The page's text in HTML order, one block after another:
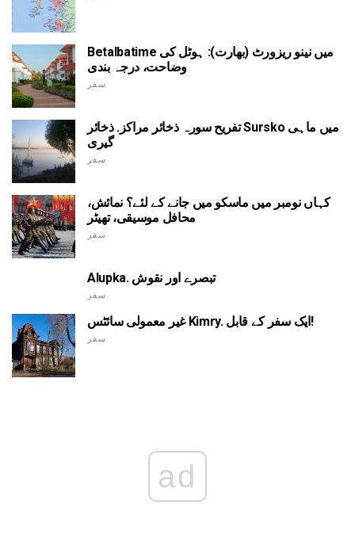
Betalbatime میں نینو ریزورٹ (بھارت): ہوٹل کی
وضاحت، درجہ بندی
سفر
تفریح سورہ ذخائر مراکز. ذخائر Sursko میں ماہی
گیری
سفر
کہاں نومبر میں ماسکو میں جانے کے لئے؟ نمائش،
محافل موسیقی، تھیٹر
سفر
Alupka. تبصرے اور نقوش
سفر
غیر معمولی سائٹس Kimry. ایک سفر کے قابل!
سفر
ad